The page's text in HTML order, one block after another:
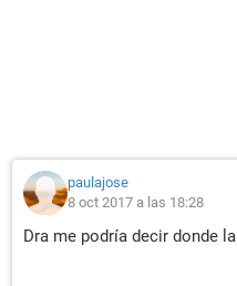
paulajose
8 oct 2017 a las 18:28
Dra me podría decir donde